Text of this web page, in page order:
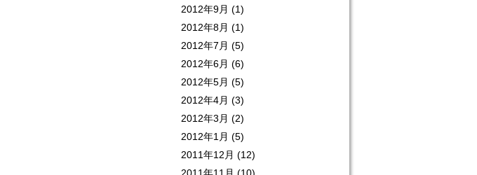
2012年9月 (1)
2012年8月 (1)
2012年7月 (5)
2012年6月 (6)
2012年5月 (5)
2012年4月 (3)
2012年3月 (2)
2012年1月 (5)
2011年12月 (12)